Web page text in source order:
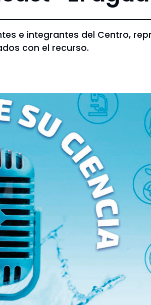
e integrantes del Centro,
con el recurso.